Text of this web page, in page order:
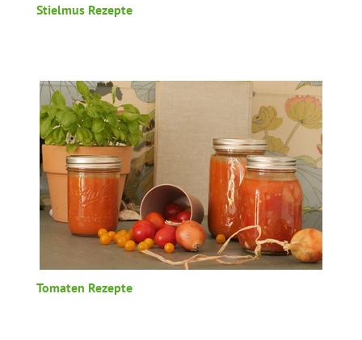
Stielmus Rezepte
Tomaten Rezepte